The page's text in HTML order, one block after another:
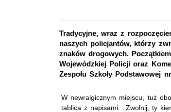
Tradycyjne, wraz z
naszych policjantów, którzy
znaków drogowych.
Wojewódzkiej Policji oraz
Zespołu Szkoły Podstawowej
W newralgicznym miejscu, tuż
tablica z napisami: „Zwolnij, ty